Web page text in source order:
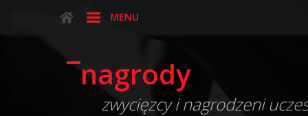
MENU
¯nagrody
zwycięzcy i nagrodzeni